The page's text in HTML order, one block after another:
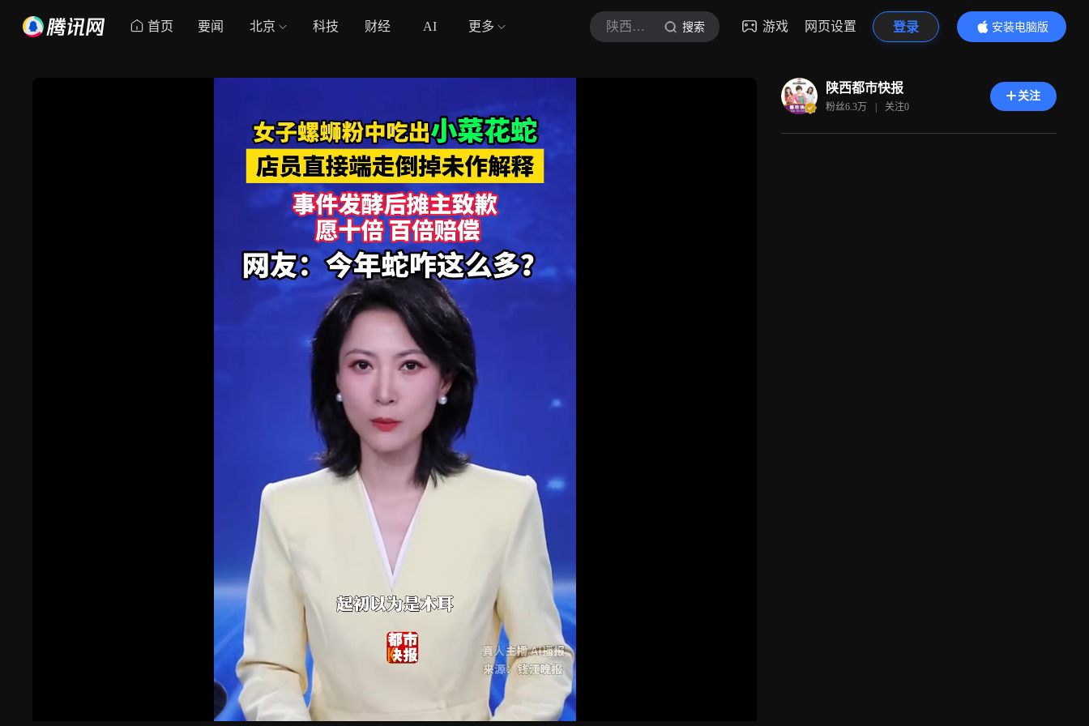
首页 要闻 北京 科技 财经 AI 更多 陕西都市快报 搜索 游戏 网页设置 登录
安装电脑版
内容更精彩
陕西都市快报
粉丝6.3万 | 关注0
关注